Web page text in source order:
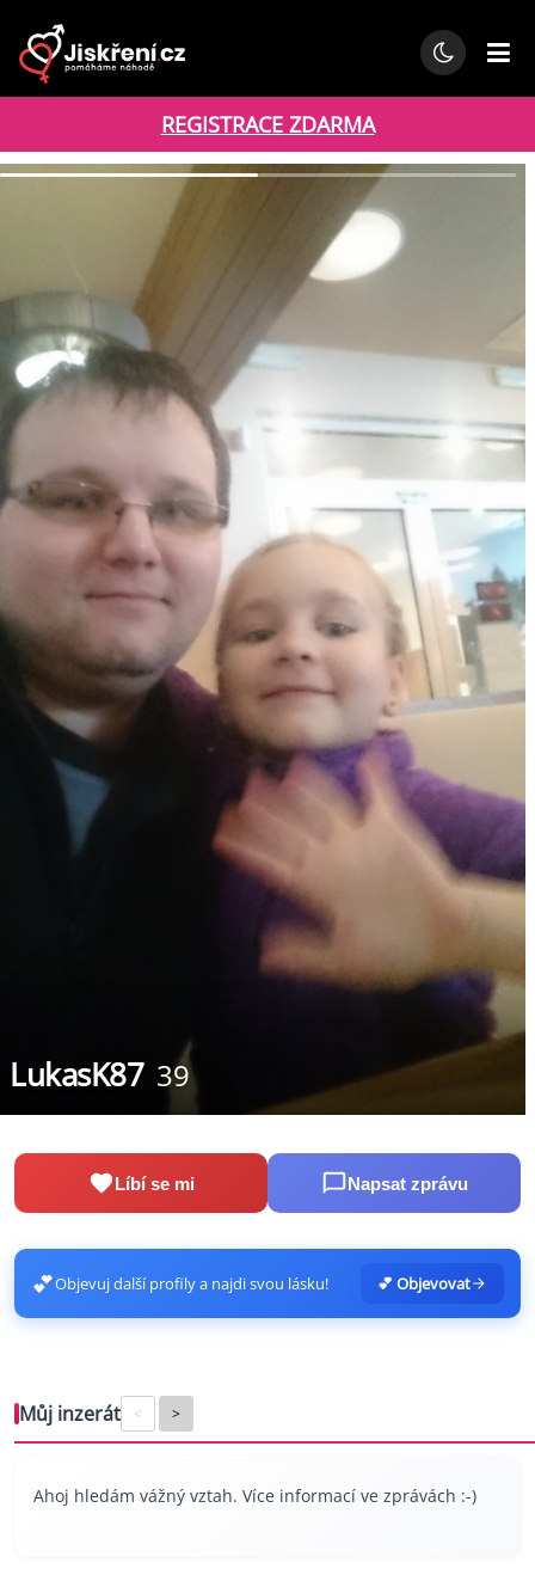
REGISTRACE ZDARMA
LukasK87 39
Líbí se mi Napsat zprávu
💕Objevuj další profily a najdi svou lásku! 💕 Objevovat
Můj inzerát < >
Ahoj hledám vážný vztah. Více informací ve zprávách :-)